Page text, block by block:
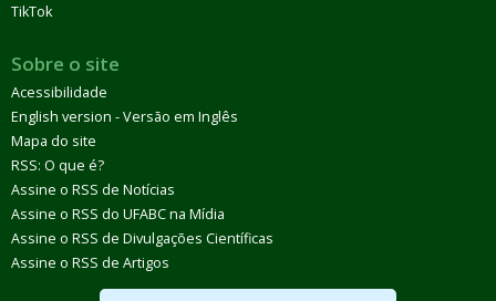
TikTok
Sobre o site
Acessibilidade
English version - Versão em Inglês
Mapa do site
RSS: O que é?
Assine o RSS de Notícias
Assine o RSS do UFABC na Mídia
Assine o RSS de Divulgações Científicas
Assine o RSS de Artigos